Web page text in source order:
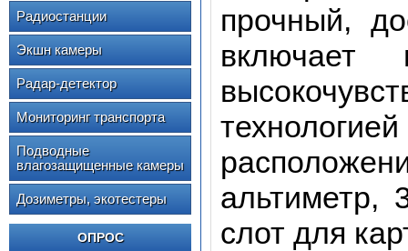
Радиостанции
Экшн камеры
Радар-детектор
Мониторинг транспорта
Подводные
влагозащищенные камеры
Дозиметры, экотестеры
ОПРОС
прочный,
альтиметр,
слот для